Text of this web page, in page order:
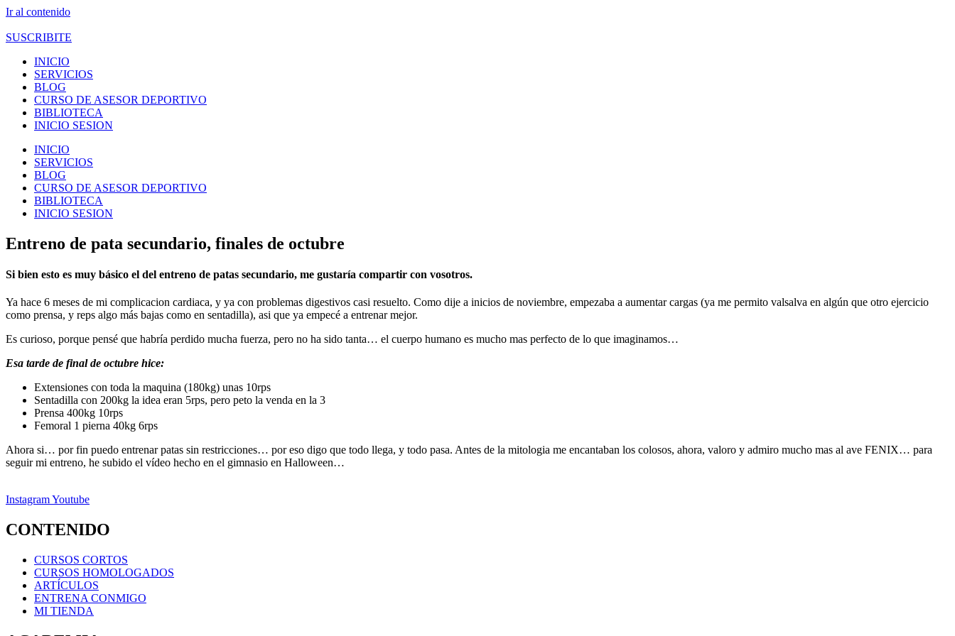
Ir al contenido
SUSCRIBITE
INICIO
SERVICIOS
BLOG
CURSO DE ASESOR DEPORTIVO
BIBLIOTECA
INICIO SESION
INICIO
SERVICIOS
BLOG
CURSO DE ASESOR DEPORTIVO
BIBLIOTECA
INICIO SESION
Entreno de pata secundario, finales de octubre
Si bien esto es muy básico el del entreno de patas secundario, me gustaría compartir con vosotros.
Ya hace 6 meses de mi complicacion cardiaca, y ya con problemas digestivos casi resuelto. Como dije a inicios de noviembre, empezaba a aumentar cargas (ya me permito valsalva en algún que otro ejercicio
como prensa, y reps algo más bajas como en sentadilla), asi que ya empecé a entrenar mejor.
Es curioso, porque pensé que habría perdido mucha fuerza, pero no ha sido tanta… el cuerpo humano es mucho mas perfecto de lo que imaginamos…
Esa tarde de final de octubre hice:
Extensiones con toda la maquina (180kg) unas 10rps
Sentadilla con 200kg la idea eran 5rps, pero peto la venda en la 3
Prensa 400kg 10rps
Femoral 1 pierna 40kg 6rps
Ahora si… por fin puedo entrenar patas sin restricciones… por eso digo que todo llega, y todo pasa. Antes de la mitologia me encantaban los colosos, ahora, valoro y admiro mucho mas al ave FENIX… para
seguir mi entreno, he subido el vídeo hecho en el gimnasio en Halloween…
InstagramYoutube
CONTENIDO
CURSOS CORTOS
CURSOS HOMOLOGADOS
ARTÍCULOS
ENTRENA CONMIGO
MI TIENDA